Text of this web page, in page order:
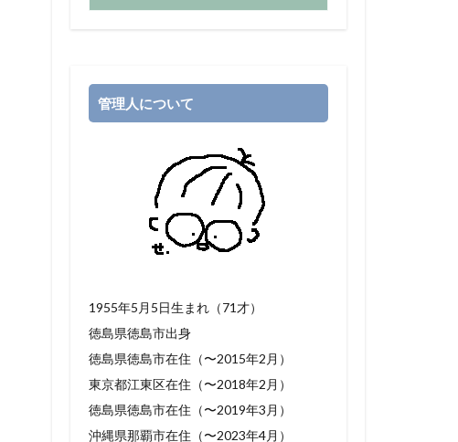
管理人について
1955年5月5日生まれ（71才）
徳島県徳島市出身
徳島県徳島市在住（〜2015年2月）
東京都江東区在住（〜2018年2月）
徳島県徳島市在住（〜2019年3月）
沖縄県那覇市在住（〜2023年4月）